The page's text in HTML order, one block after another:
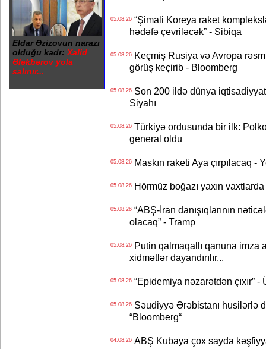
Eldar Əzizovun narazı
olduğu kadr: Xalid
Ələkbərov yola
salınır...
05.08.26“Şimali Koreya raket
hədəfə çevriləcək” - Sibiqa
05.08.26Keçmiş Rusiya və Avropa
görüş keçirib - Bloomberg
05.08.26Son 200 ildə dünya
Siyahı
05.08.26Türkiyə ordusunda bir ilk:
general oldu
05.08.26Maskın raketi Aya çırpılacaq -
05.08.26Hörmüz boğazı yaxın
05.08.26“ABŞ-İran danışıqlarının
olacaq” - Tramp
05.08.26Putin qalmaqallı qanuna imza
xidmətlər dayandırılır...
05.08.26“Epidemiya nəzarətdən çıxır” -
05.08.26Səudiyyə Ərəbistanı husilərlə
“Bloomberg“
04.08.26ABŞ Kubaya çox sayda